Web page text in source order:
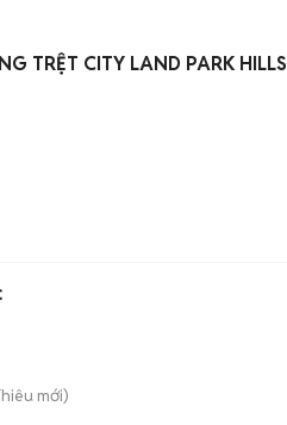
TRỆT CITY LAND PARK HILLS
mới)